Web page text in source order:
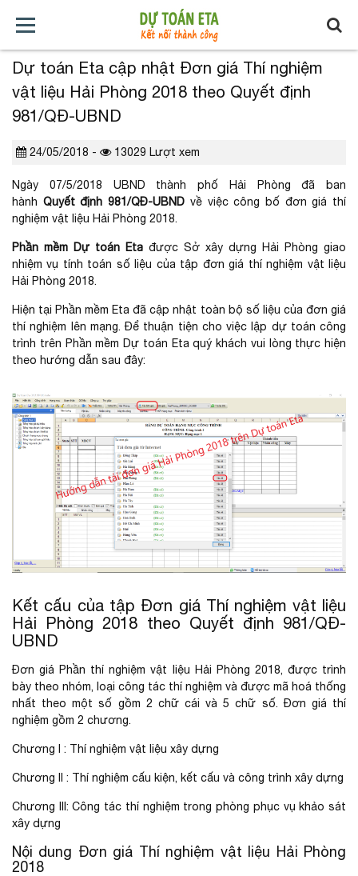
TRANG
CHỦ
GIỚI
THIỆU
TẢI
VỀ
TIN
TỨC
BÁO
GIÁ
KHÓA
HỌC
Dự toán Eta cập nhật Đơn giá Thí nghiệm
vật liệu Hải Phòng 2018 theo Quyết định
981/QĐ-UBND
24/05/2018 - 13029 Lượt xem
Ngày 07/5/2018 UBND thành phố Hải Phòng đã ban
hành Quyết định 981/QĐ-UBND về việc công bố đơn giá thí
nghiệm vật liệu Hải Phòng 2018.
Phần mềm Dự toán Eta được Sở xây dựng Hải Phòng giao
nhiệm vụ tính toán số liệu của tập đơn giá thí nghiệm vật liệu
Hải Phòng 2018.
Hiện tại Phần mềm Eta đã cập nhật toàn bộ số liệu của đơn giá
thí nghiệm lên mạng. Để thuận tiện cho việc lập dự toán công
trình trên Phần mềm Dự toán Eta quý khách vui lòng thực hiện
theo hướng dẫn sau đây:
Kết cấu của tập Đơn giá Thí nghiệm vật liệu
Hải Phòng 2018 theo Quyết định 981/QĐ-
UBND
Đơn giá Phần thí nghiệm vật liệu Hải Phòng 2018, được trình
bày theo nhóm, loại công tác thí nghiệm và được mã hoá thống
nhất theo một số gồm 2 chữ cái và 5 chữ số. Đơn giá thí
nghiệm gồm 2 chương.
Chương I : Thí nghiệm vật liệu xây dựng
Chương II : Thí nghiệm cấu kiện, kết cấu và công trình xây dựng
Chương III: Công tác thí nghiệm trong phòng phục vụ khảo sát
xây dựng
Nội dung Đơn giá Thí nghiệm vật liệu Hải Phòng
2018